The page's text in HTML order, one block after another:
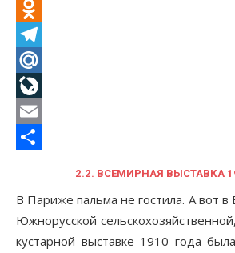
VK
Odnoklassniki
Telegram
Mail.Ru
LiveJournal
Email
2.2. ВСЕМИРНАЯ ВЫСТАВКА
В Париже пальма не гостила. А вот в
Южнорусской
кустарной выставке 1910 года